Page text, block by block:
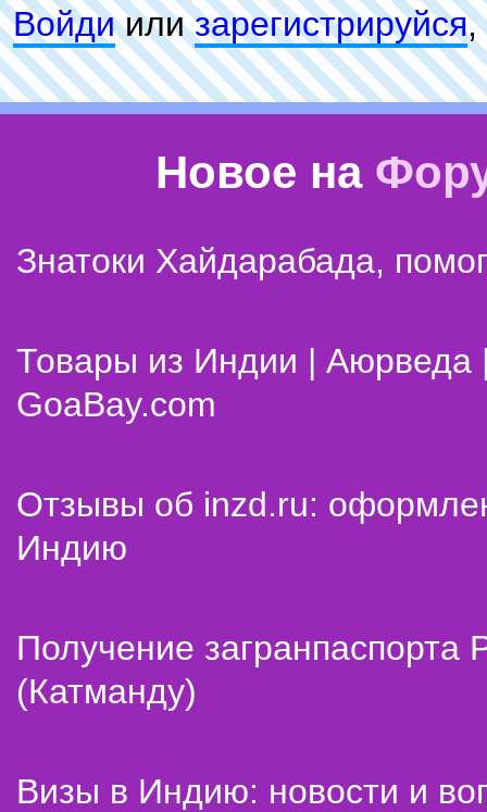
Войдиилизарeгиcтpируйся,
Новое на
Знатоки Хайдарабада,
Товары из Индии | Аюрведа
GoaBay.com
Отзывы об inzd.ru:
Индию
Получение
(Катманду)
Визы в Индию: новости и